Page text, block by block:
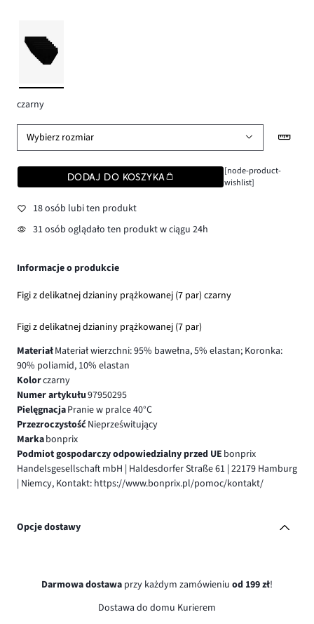
czarny
Wybierz rozmiar
DODAJ DO KOSZYKA
[node-product-
wishlist]
18 osób lubi ten produkt
31 osób oglądało ten produkt w ciągu 24h
Informacje o produkcie
Figi z delikatnej dzianiny prążkowanej (7 par) czarny
Figi z delikatnej dzianiny prążkowanej (7 par)
MateriałMateriał wierzchni: 95% bawełna, 5% elastan; Koronka:
90% poliamid, 10% elastan
Kolorczarny
Numer artykułu97950295
PielęgnacjaPranie w pralce 40°C
PrzezroczystośćNieprześwitujący
Markabonprix
Podmiot gospodarczy odpowiedzialny przed UE bonprix
Handelsgesellschaft mbH | Haldesdorfer Straße 61 | 22179 Hamburg
| Niemcy, Kontakt: https://www.bonprix.pl/pomoc/kontakt/
Opcje dostawy
Darmowa dostawa przy każdym zamówieniu od 199 zł!
Dostawa do domu Kurierem